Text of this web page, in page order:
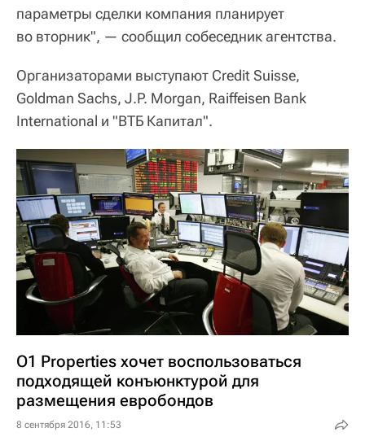
параметры сделки компания планирует
во вторник", — сообщил собеседник агентства.
Организаторами выступают Credit Suisse,
Goldman Sachs, J.P. Morgan, Raiffeisen Bank
International и "ВТБ Капитал".
O1 Properties хочет воспользоваться
подходящей конъюнктурой для
размещения евробондов
8 сентября 2016, 11:53